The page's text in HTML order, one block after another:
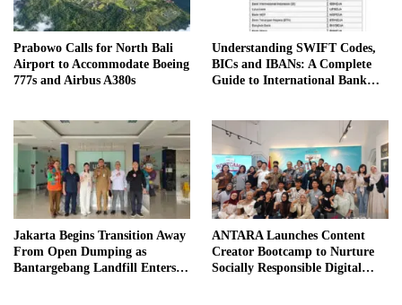
Prabowo Calls for North Bali
Airport to Accommodate Boeing
777s and Airbus A380s
Understanding SWIFT Codes,
BICs and IBANs: A Complete
Guide to International Bank
Jakarta Begins Transition Away
From Open Dumping as
Bantargebang Landfill Enters
ANTARA Launches Content
Creator Bootcamp to Nurture
Socially Responsible Digital